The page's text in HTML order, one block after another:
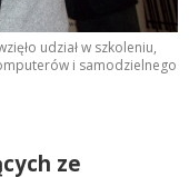
udział w szkoleniu,
i samodzielnego
ze